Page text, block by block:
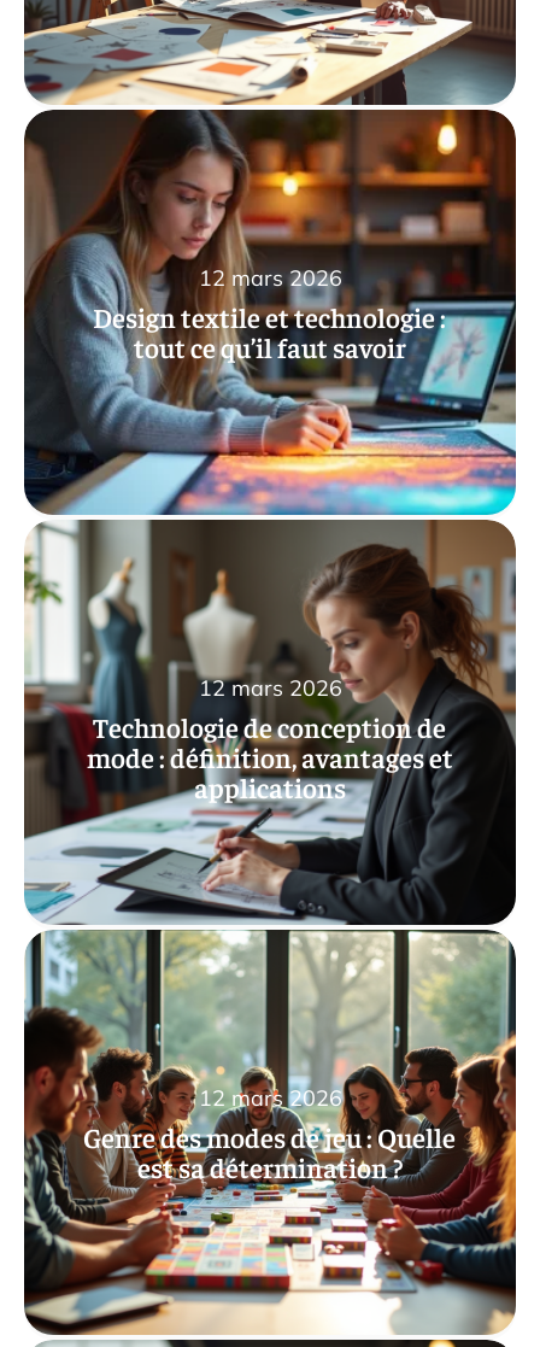
Design textile et technologie :
tout ce qu’il faut savoir
12 mars 2026
Technologie de conception de
mode : définition, avantages et
applications
12 mars 2026
Genre des modes de jeu : Quelle
est sa détermination ?
12 mars 2026